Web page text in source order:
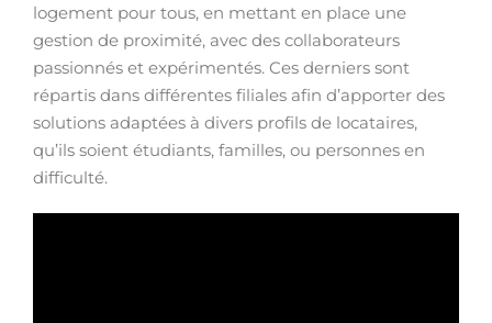
logement pour tous, en mettant en place une
gestion de proximité, avec des collaborateurs
passionnés et expérimentés. Ces derniers sont
répartis dans différentes filiales afin d’apporter des
solutions adaptées à divers profils de locataires,
qu’ils soient étudiants, familles, ou personnes en
difficulté.